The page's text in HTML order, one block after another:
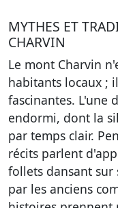
MYTHES ET
CHARVIN
Le mont Charvin
habitants locaux ;
fascinantes. L'une
endormi, dont la
par temps clair.
récits parlent
follets dansant sur
par les anciens